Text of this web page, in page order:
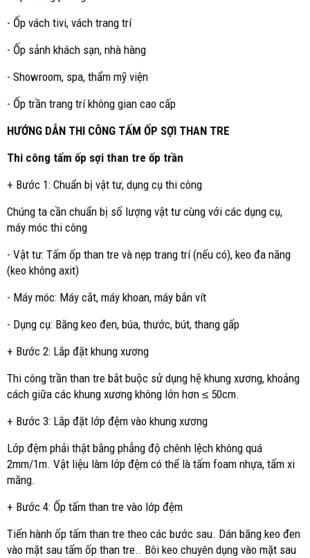
- Ốp vách tivi, vách trang trí
- Ốp sảnh khách sạn, nhà hàng
- Showroom, spa, thẩm mỹ viện
- Ốp trần trang trí không gian cao cấp
HƯỚNG DẪN THI CÔNG TẤM ỐP SỢI THAN TRE
Thi công tấm ốp sợi than tre ốp trần
+ Bước 1: Chuẩn bị vật tư, dụng cụ thi công
Chúng ta cần chuẩn bị số lượng vật tư cùng với các dụng cụ,
máy móc thi công
- Vật tư: Tấm ốp than tre và nẹp trang trí (nếu có), keo đa năng
(keo không axit)
- Máy móc: Máy cắt, máy khoan, máy bắn vít
- Dụng cụ: Băng keo đen, búa, thước, bút, thang gấp
+ Bước 2: Lắp đặt khung xương
Thi công trần than tre bắt buộc sử dụng hệ khung xương, khoảng
cách giữa các khung xương không lớn hơn ≤ 50cm.
+ Bước 3: Lắp đặt lớp đệm vào khung xương
Lớp đệm phải thật bằng phẳng độ chênh lệch không quá
2mm/1m. Vật liệu làm lớp đệm có thể là tấm foam nhựa, tấm xi
măng.
+ Bước 4: Ốp tấm than tre vào lớp đệm
Tiến hành ốp tấm than tre theo các bước sau. Dán băng keo đen
vào mặt sau tấm ốp than tre.. Bôi keo chuyên dụng vào mặt sau